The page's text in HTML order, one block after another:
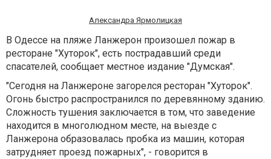
Александра Ярмолицкая
В Одессе на пляже Ланжерон произошел пожар в
ресторане "Хуторок", есть пострадавший среди
спасателей, сообщает местное издание "Думская".
"Сегодня на Ланжероне загорелся ресторан "Хуторок".
Огонь быстро распространился по деревянному зданию.
Сложность тушения заключается в том, что заведение
находится в многолюдном месте, на выезде с
Ланжерона образовалась пробка из машин, которая
затрудняет проезд пожарных", - говорится в